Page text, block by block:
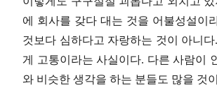
에 회사를 갖다 대는 것을 어불성설이
것보다 심하다고 자랑하는 것이 아니다.
게 고통이라는 사실이다. 다른 사람이
와 비슷한 생각을 하는 분들도 많을 것